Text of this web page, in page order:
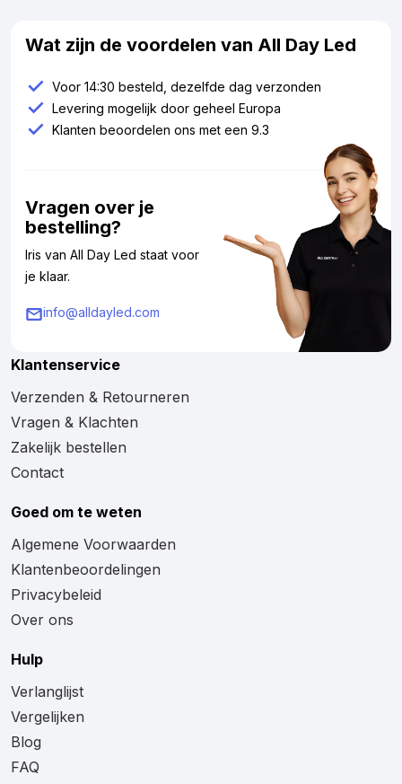
Wat zijn de voordelen van All Day Led
Voor 14:30 besteld, dezelfde dag verzonden
Levering mogelijk door geheel Europa
Klanten beoordelen ons met een 9.3
Vragen over je
bestelling?
Iris van All Day Led staat voor
je klaar.
info@alldayled.com
Klantenservice
Verzenden & Retourneren
Vragen & Klachten
Zakelijk bestellen
Contact
Goed om te weten
Algemene Voorwaarden
Klantenbeoordelingen
Privacybeleid
Over ons
Hulp
Verlanglijst
Vergelijken
Blog
FAQ